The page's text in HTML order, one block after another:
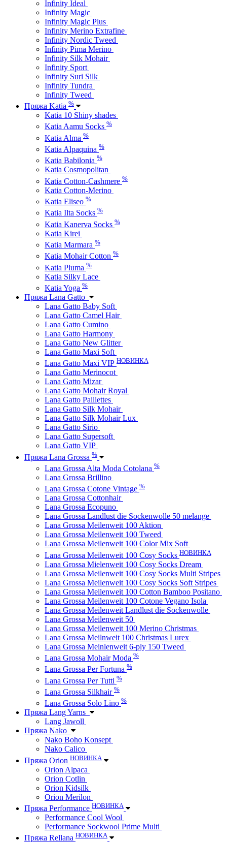
Infinity Ideal
Infinity Magic
Infinity Magic Plus
Infinity Merino Extrafine
Infinity Nordic Tweed
Infinity Pima Merino
Infinity Silk Mohair
Infinity Sport
Infinity Suri Silk
Infinity Tundra
Infinity Tweed
Пряжа Katia %
Katia 10 Shiny shades
Katia Aamu Socks %
Katia Alma %
Katia Alpaquina %
Katia Babilonia %
Katia Cosmopolitan
Katia Cotton-Cashmere %
Katia Cotton-Merino
Katia Eliseo %
Katia Ilta Socks %
Katia Kanerva Socks %
Katia Kirei
Katia Marmara %
Katia Mohair Cotton %
Katia Pluma %
Katia Silky Lace
Katia Yoga %
Пряжа Lana Gatto
Lana Gatto Baby Soft
Lana Gatto Camel Hair
Lana Gatto Cumino
Lana Gatto Harmony
Lana Gatto New Glitter
Lana Gatto Maxi Soft
Lana Gatto Maxi VIP НОВИНКА
Lana Gatto Merinocot
Lana Gatto Mizar
Lana Gatto Mohair Royal
Lana Gatto Paillettes
Lana Gatto Silk Mohair
Lana Gatto Silk Mohair Lux
Lana Gatto Sirio
Lana Gatto Supersoft
Lana Gatto VIP
Пряжа Lana Grossa %
Lana Grossa Alta Moda Cotolana %
Lana Grossa Brillino
Lana Grossa Cotone Vintage %
Lana Grossa Cottonhair
Lana Grossa Ecopuno
Lana Grossa Landlust die Sockenwolle 50 melange
Lana Grossa Meilenweit 100 Aktion
Lana Grossa Meilenweit 100 Tweed
Lana Grossa Meilenweit 100 Color Mix Soft
Lana Grossa Meilenweit 100 Cosy Socks НОВИНКА
Lana Grossa Mielenweit 100 Cosy Socks Dream
Lana Grossa Meilenweit 100 Cosy Socks Multi Stripes
Lana Grossa Meilenweit 100 Cosy Socks Soft Stripes
Lana Grossa Meilenweit 100 Cotton Bamboo Positano
Lana Grossa Meilenweit 100 Cotone Vegano Isola
Lana Grossa Meilenweit Landlust die Sockenwolle
Lana Grossa Meilenweit 50
Lana Grossa Meilenweit 100 Merino Christmas
Lana Grossa Meilnweit 100 Christmas Lurex
Lana Grossa Meinlenweit 6-ply 150 Tweed
Lana Grossa Mohair Moda %
Lana Grossa Per Fortuna %
Lana Grossa Per Tutti %
Lana Grossa Silkhair %
Lana Grossa Solo Lino %
Пряжа Lang Yarns
Lang Jawoll
Пряжа Nako
Nako Boho Konsept
Nako Calico
Пряжа Orion НОВИНКА
Orion Alpaca
Orion Cotlin
Orion Kidsilk
Orion Merilon
Пряжа Performance НОВИНКА
Performance Cool Wool
Performance Sockwool Prime Multi
Пряжа Rellana НОВИНКА